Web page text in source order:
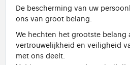
De bescherming van uw
ons van groot belang.
We hechten het grootste belang
vertrouwelijkheid en veiligheid
met ons deelt.